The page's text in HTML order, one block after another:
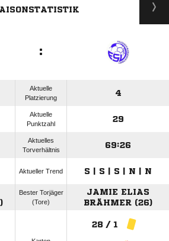
:
Aktuelle
Platzierung
4
Aktuelle
Punktzahl
29
Aktuelles
Torverhältnis
69:26
Aktueller Trend S | S | S | N | N
Bester Torjäger
(Tore)
JAMIE ELIAS
BRÄHMER (26)
28 / 1